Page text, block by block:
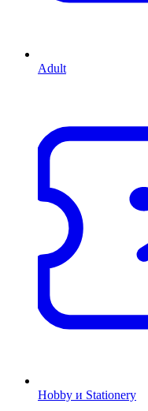
Adult
Hobby и Stationery